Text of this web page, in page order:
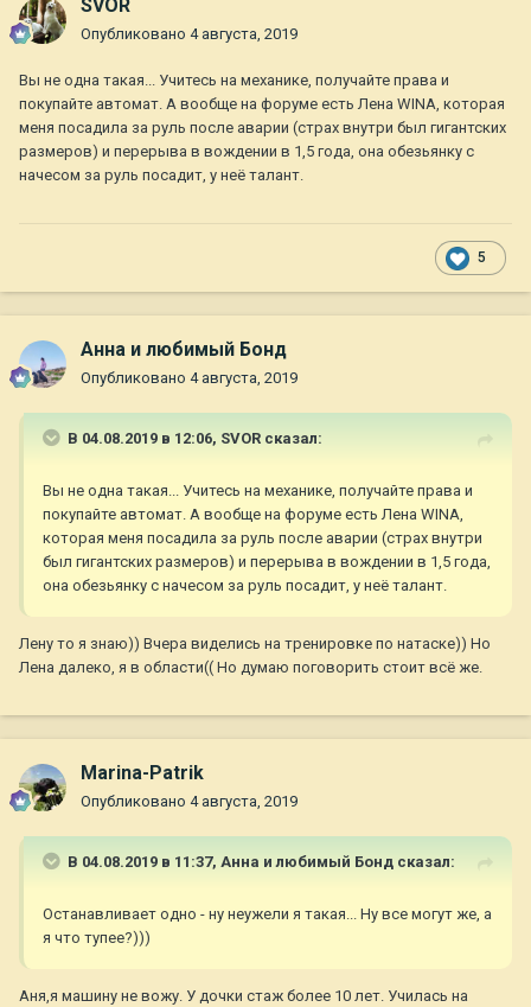
SVOR
Опубликовано 4 августа, 2019
Вы не одна такая... Учитесь на механике, получайте права и
покупайте автомат. А вообще на форуме есть Лена WINA, которая
меня посадила за руль после аварии (страх внутри был гигантских
размеров) и перерыва в вождении в 1,5 года, она обезьянку с
начесом за руль посадит, у неё талант.
5
Анна и любимый Бонд
Опубликовано 4 августа, 2019
В 04.08.2019 в 12:06, SVOR сказал:
Вы не одна такая... Учитесь на механике, получайте права и
покупайте автомат. А вообще на форуме есть Лена WINA,
которая меня посадила за руль после аварии (страх внутри
был гигантских размеров) и перерыва в вождении в 1,5 года,
она обезьянку с начесом за руль посадит, у неё талант.
Лену то я знаю)) Вчера виделись на тренировке по натаске)) Но
Лена далеко, я в области(( Но думаю поговорить стоит всё же.
Marina-Patrik
Опубликовано 4 августа, 2019
В 04.08.2019 в 11:37, Анна и любимый Бонд сказал:
Останавливает одно - ну неужели я такая... Ну все могут же, а
я что тупее?)))
Аня,я машину не вожу. У дочки стаж более 10 лет. Училась на